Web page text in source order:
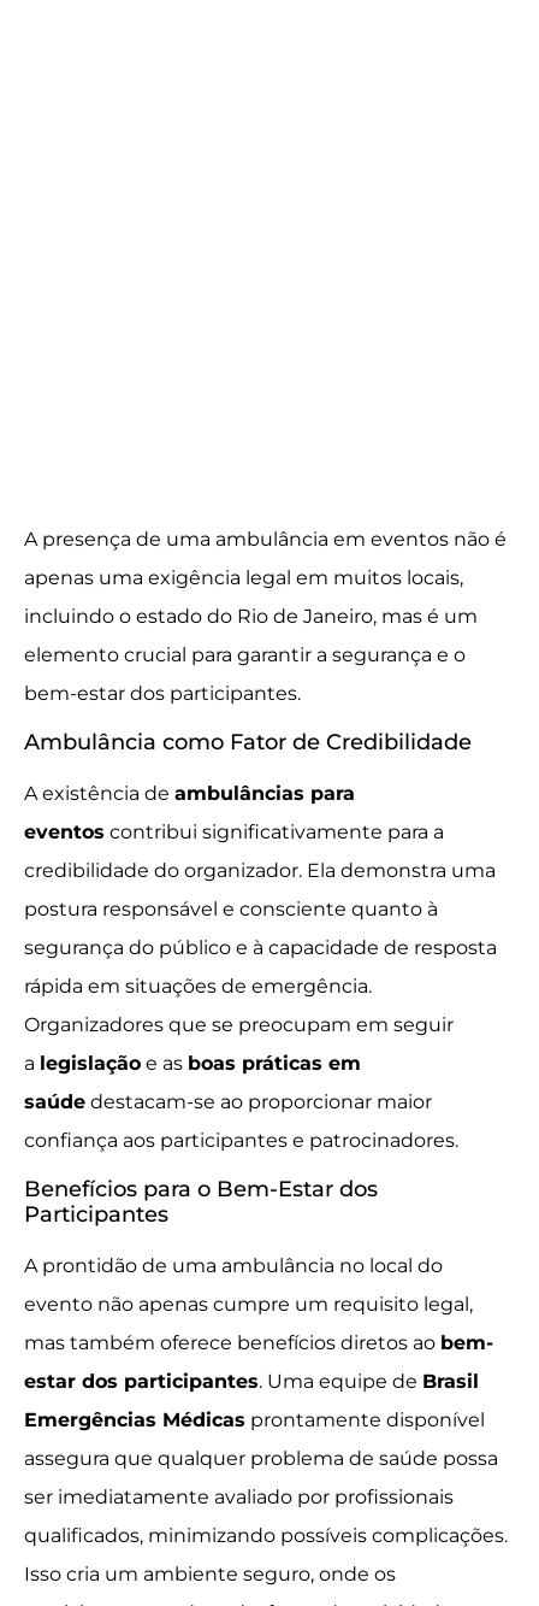
A presença de uma ambulância em eventos não é
apenas uma exigência legal em muitos locais,
incluindo o estado do Rio de Janeiro, mas é um
elemento crucial para garantir a segurança e o
bem-estar dos participantes.
Ambulância como Fator de Credibilidade
A existência de ambulâncias para
eventos contribui significativamente para a
credibilidade do organizador. Ela demonstra uma
postura responsável e consciente quanto à
segurança do público e à capacidade de resposta
rápida em situações de emergência.
Organizadores que se preocupam em seguir
a legislação e as boas práticas em
saúde destacam-se ao proporcionar maior
confiança aos participantes e patrocinadores.
Benefícios para o Bem-Estar dos
Participantes
A prontidão de uma ambulância no local do
evento não apenas cumpre um requisito legal,
mas também oferece benefícios diretos ao bem-
estar dos participantes. Uma equipe de Brasil
Emergências Médicas prontamente disponível
assegura que qualquer problema de saúde possa
ser imediatamente avaliado por profissionais
qualificados, minimizando possíveis complicações.
Isso cria um ambiente seguro, onde os